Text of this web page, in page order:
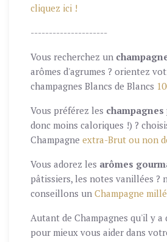
cliquez ici !
---------------------
Vous recherchez un
arômes d'agrumes ? orientez
champagnes Blancs de Blancs
Vous préférez les champagnes
donc moins caloriques !) ?
Champagne extra-Brut ou non
Vous adorez les arômes
pâtissiers, les notes vanillées ?
conseillons un Champagne
Autant de Champagnes qu'il y a
pour mieux vous aider dans